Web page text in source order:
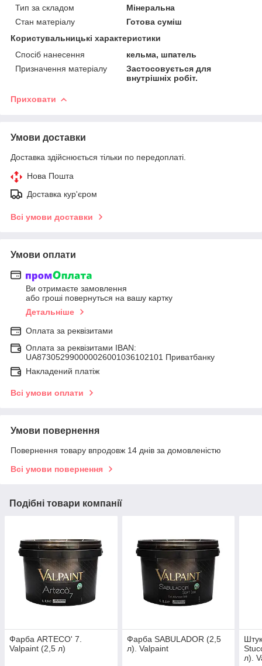
Тип за складом
Мінеральна
Стан матеріалу
Готова суміш
Користувальницькі характеристики
Спосіб нанесення
кельма, шпатель
Призначення матеріалу
Застосовується для
внутрішніх робіт.
Приховати
Умови доставки
Доставка здійснюється тільки по передоплаті.
Нова Пошта
Доставка кур'єром
Всі умови доставки
Умови оплати
Ви отримаєте замовлення
або гроші повернуться на вашу картку
Детальніше
Оплата за реквізитами
Оплата за реквізитами IBAN:
UA873052990000026001036102101 Приватбанку
Накладений платіж
Всі умови оплати
Умови повернення
Повернення товару впродовж 14 днів за домовленістю
Всі умови повернення
Подібні товари компанії
Фарба ARTECO' 7.
Valpaint (2,5 л)
Фарба SABULADOR (2,5
л). Valpaint
л).